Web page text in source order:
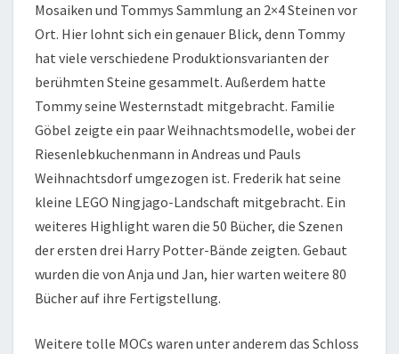
Mosaiken und Tommys Sammlung an 2×4 Steinen vor
Ort. Hier lohnt sich ein genauer Blick, denn Tommy
hat viele verschiedene Produktionsvarianten der
berühmten Steine gesammelt. Außerdem hatte
Tommy seine Westernstadt mitgebracht. Familie
Göbel zeigte ein paar Weihnachtsmodelle, wobei der
Riesenlebkuchenmann in Andreas und Pauls
Weihnachtsdorf umgezogen ist. Frederik hat seine
kleine LEGO Ningjago-Landschaft mitgebracht. Ein
weiteres Highlight waren die 50 Bücher, die Szenen
der ersten drei Harry Potter-Bände zeigten. Gebaut
wurden die von Anja und Jan, hier warten weitere 80
Bücher auf ihre Fertigstellung.
Weitere tolle MOCs waren unter anderem das Schloss